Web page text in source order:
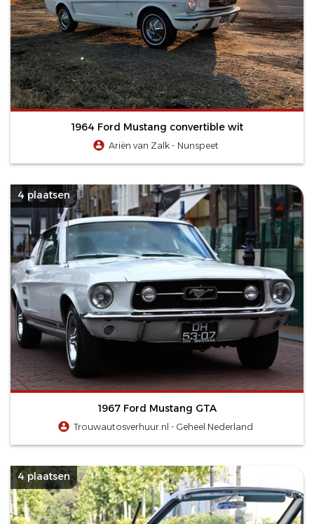
1964 Ford Mustang convertible wit
Ariën van Zalk - Nunspeet
4 plaatsen
1967 Ford Mustang GTA
Trouwautosverhuur.nl - Geheel Nederland
4 plaatsen